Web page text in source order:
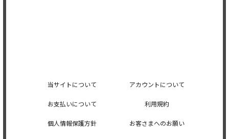
当サイトについて アカウントについて
お支払いについて 利用規約
個人情報保護方針 お客さまへのお願い